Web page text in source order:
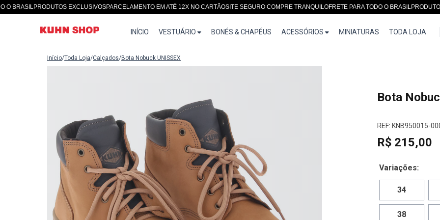
PRODUTOS EXCLUSIVOSPARCELAMENTO EM ATÉ 12X NO CARTÃOSITE SEGURO COMPRE TRANQUILOFRETE PARA TODO O BRASIL PRODUTOS
INÍCIO VESTUÁRIO BONÉS & CHAPÉUS ACESSÓRIOS MINIATURAS TODA LOJA
Início/Toda Loja/Calçados/Bota Nobuck UNISSEX
Bota
REF: KNB950015-
R$ 215,00
Variações:
34
38